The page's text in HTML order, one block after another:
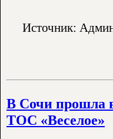
Источник:
В Сочи прошла
ТОС «Веселое»